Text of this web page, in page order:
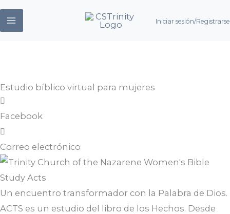
saltar
Iniciar sesión/Registrarse
Estudio bíblico virtual para mujeres
Facebook
Correo electrónico
Un encuentro transformador con la Palabra de Dios.
ACTS es un estudio del libro de los Hechos. Desde